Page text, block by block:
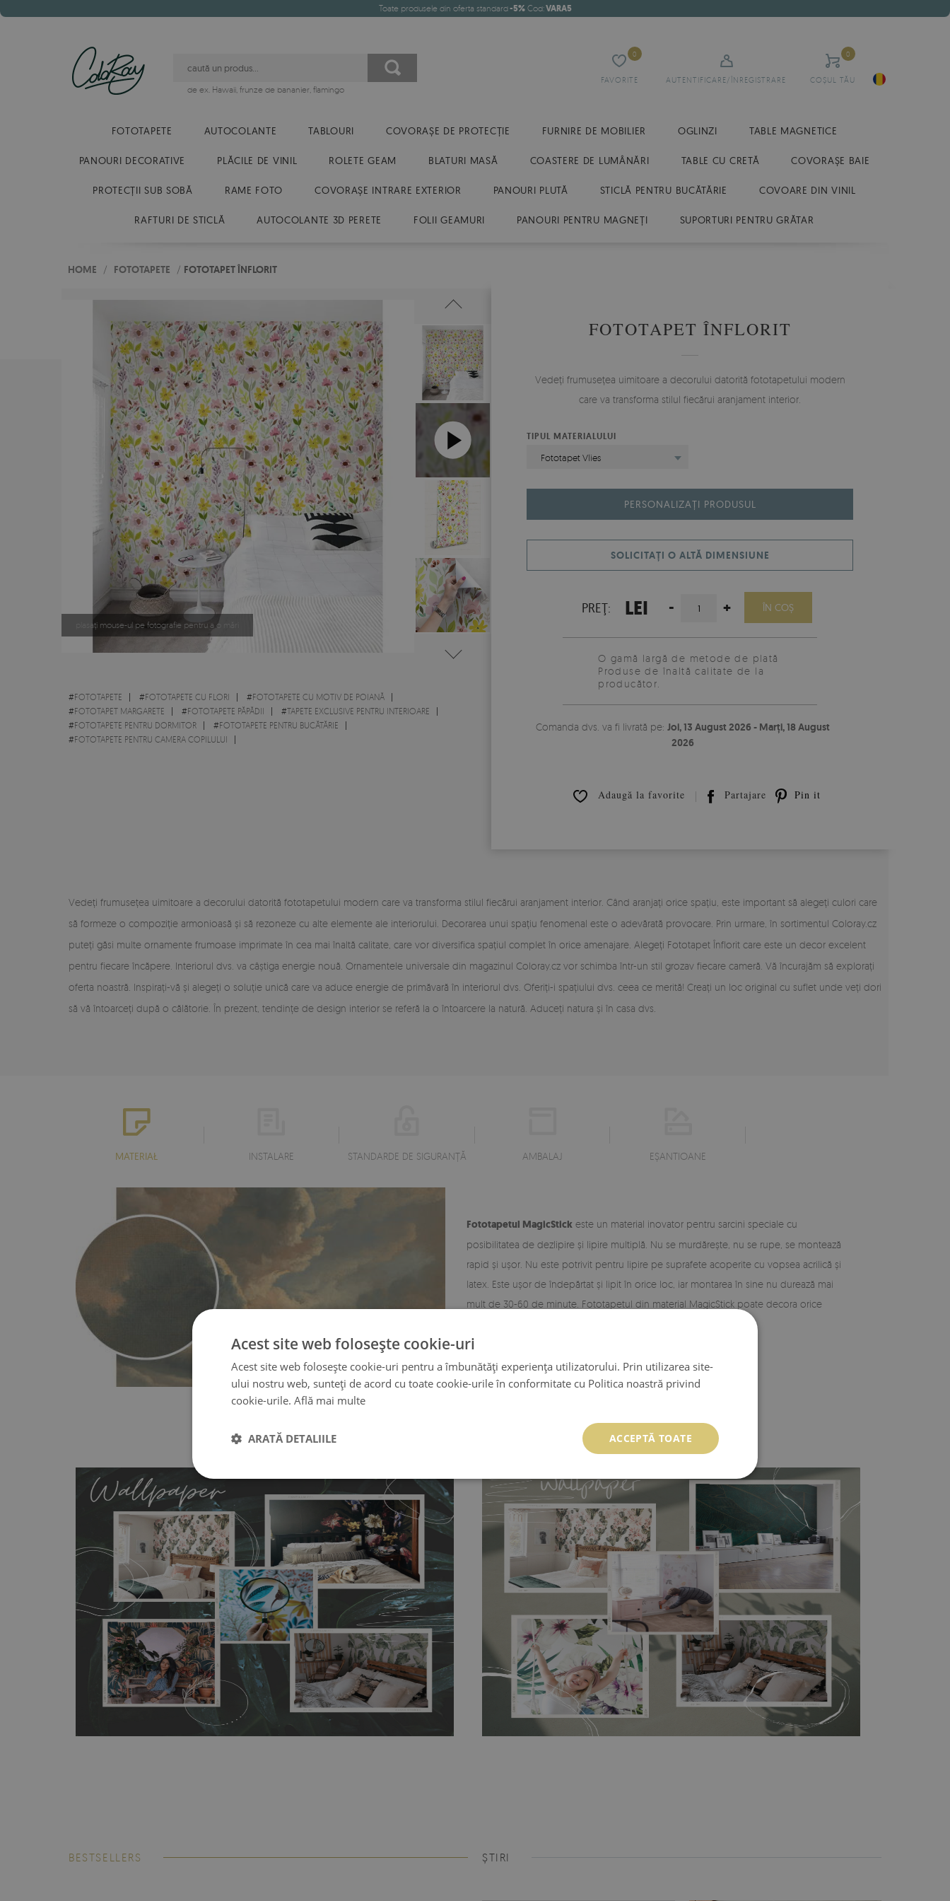
Toate produsele din oferta standard-5%Cod:VARA5
FAVORITE
0
AUTENTIFICARE/ÎNREGISTRARE COȘUL TĂU
0
de ex. Hawaii, frunze de bananier, flamingo
FOTOTAPETE AUTOCOLANTE TABLOURI COVORAȘE DE PROTECȚIE FURNIRE DE MOBILIER OGLINZI TABLE MAGNETICE
PANOURI DECORATIVE PLĂCILE DE VINIL ROLETE GEAM BLATURI MASĂ COASTERE DE LUMÂNĂRI TABLE CU CRETĂ COVORAȘE BAIE
PROTECȚII SUB SOBĂ RAME FOTO COVORAȘE INTRARE EXTERIOR PANOURI PLUTĂ STICLĂ PENTRU BUCĂTĂRIE COVOARE DIN VINIL
RAFTURI DE STICLĂ AUTOCOLANTE 3D PERETE FOLII GEAMURI PANOURI PENTRU MAGNEȚI SUPORTURI PENTRU GRĂTAR
HOME / FOTOTAPETE / FOTOTAPET ÎNFLORIT
plasați mouse-ul pe fotografie pentru a o mări
#FOTOTAPETE #FOTOTAPETE CU FLORI #FOTOTAPETE CU MOTIV DE POIANĂ
#FOTOTAPET MARGARETE #FOTOTAPETE PĂPĂDII #TAPETE EXCLUSIVE PENTRU INTERIOARE
#FOTOTAPETE PENTRU DORMITOR #FOTOTAPETE PENTRU BUCĂTĂRIE
#FOTOTAPETE PENTRU CAMERA COPILULUI
FOTOTAPET ÎNFLORIT
Vedeți frumusețea uimitoare a decorului datorită fototapetului modern
care va transforma stilul fiecărui aranjament interior.
TIPUL MATERIALULUI
Fototapet Vlies
PERSONALIZAȚI PRODUSUL
SOLICITAȚI O ALTĂ DIMENSIUNE
PREŢ: LEI - + ÎN COŞ
O gamă largă de metode de plată
Produse de înaltă calitate de la
producător.
Comanda dvs. va fi livrată pe:Joi, 13 August 2026 - Marți, 18 August
2026
Adaugă la favorite Partajare Pin it
Vedeți frumusețea uimitoare a decorului datorită fototapetului modern care va transforma stilul fiecărui aranjament interior. Când aranjați orice spațiu, este important să alegeți culori care
să formeze o compoziție armonioasă și să rezoneze cu alte elemente ale interiorului. Decorarea unui spațiu fenomenal este o adevărată provocare. Prin urmare, în sortimentul Coloray.cz
puteți găsi multe ornamente frumoase imprimate în cea mai înaltă calitate, care vor diversifica spațiul complet în orice amenajare. Alegeți Fototapet Înflorit care este un decor excelent
pentru fiecare încăpere. Interiorul dvs. va câștiga energie nouă. Ornamentele universale din magazinul Coloray.cz vor schimba într-un stil grozav fiecare cameră. Vă încurajăm să explorați
oferta noastră. Inspirați-vă și alegeți o soluție unică care va aduce energie de primăvară în interiorul dvs. Oferiți-i spațiului dvs. ceea ce merită! Creați un loc original cu suflet unde veți dori
să vă întoarceți după o călătorie. În prezent, tendințe de design interior se referă la o întoarcere la natură. Aduceți natura și în casa dvs.
MATERIAŁ INSTALARE STANDARDE DE SIGURANȚĂ AMBALAJ EŞANTIOANE
Fototapetul MagicStick este un material inovator pentru sarcini speciale cu
posibilitatea de dezlipire și lipire multiplă. Nu se murdărește, nu se rupe, se montează
rapid și ușor. Nu este potrivit pentru lipire pe suprafete acoperite cu vopsea acrilică și
latex. Este ușor de îndepărtat și lipit în orice loc, iar montarea în sine nu durează mai
mult de 30-60 de minute. Fototapetul din material MagicStick poate decora orice
Fototapet din vinil- durabilitate și rezistență. Vinilul este un material rezistent la
temperaturi ridicate și umezeală, iar datorită bazei din vlies este rezistent și la întindere
și deformare, astfel încât poate fi folosit cu succes în bucatarie sau în baie. Tapetul din
vinil este rezistent și la amprente, este suficient să-l ștergeți din când în când cu o lavetă
umedă. Montarea necesită utilizarea unui adeziv dedicat pentru tapetul de vinil!
Fototapetul laminateste foarte popular printre clienții noștri. Nu este deloc
BESTSELLERS ȘTIRI
Acest site web folosește cookie-uri
Acest site web folosește cookie-uri pentru a îmbunătăți experiența utilizatorului. Prin utilizarea site-
ului nostru web, sunteți de acord cu toate cookie-urile în conformitate cu Politica noastră privind
cookie-urile. Află mai multe
ACCEPTĂ TOATE
ARATĂ DETALIILE